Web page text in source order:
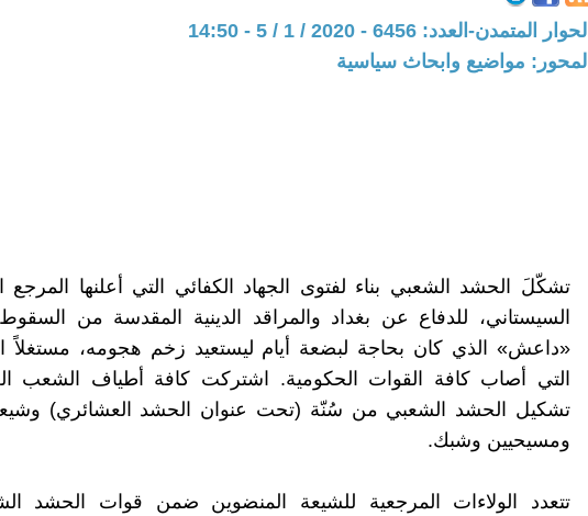
الحوار المتمدن-العدد: 6456 - 2020 / 1 / 5 - 14:50
المحور: مواضيع وابحاث سياسية
تشكّلَ الحشد الشعبي بناء لفتوى الجهاد الكفائي التي أعلنها المرجع
السيستاني، للدفاع عن بغداد والمراقد الدينية المقدسة من
«داعش» الذي كان بحاجة لبضعة أيام ليستعيد زخم هجومه، مستغلاً
التي أصاب كافة القوات الحكومية. اشتركت كافة أطياف الشعب
تشكيل الحشد الشعبي من سُنّة (تحت عنوان الحشد العشائري)
ومسيحيين وشبك.
تتعدد الولاءات المرجعية للشيعة المنضوين ضمن قوات الحشد